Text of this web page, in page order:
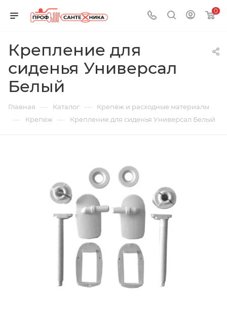
0
Крепление для
сиденья Универсал
Белый
Главная — Каталог — Крепёж и расходные материалы
— Крепёж — Крепление для сиденья Универсал Белый